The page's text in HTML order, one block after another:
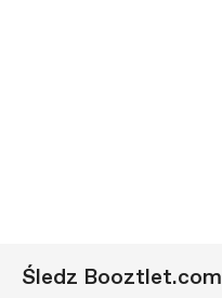
Śledz Booztlet.com